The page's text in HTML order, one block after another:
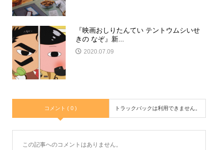
『映画おしりたんてい テントウムシいせ
きの なぞ』新...
2020.07.09
コメント ( 0 ) トラックバックは利用できません。
この記事へのコメントはありません。